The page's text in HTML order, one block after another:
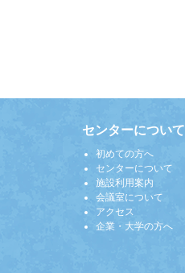
センターについて
初めての方へ
センターについて
施設利用案内
会議室について
アクセス
企業・大学の方へ